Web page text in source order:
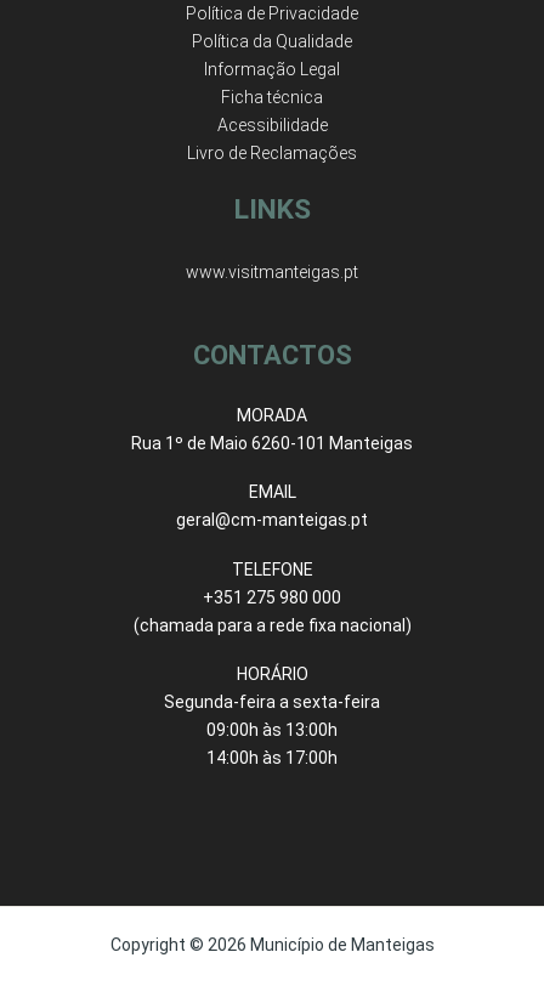
Política de Privacidade
Política da Qualidade
Informação Legal
Ficha técnica
Acessibilidade
Livro de Reclamações
LINKS
www.visitmanteigas.pt
CONTACTOS
MORADA
Rua 1º de Maio 6260-101 Manteigas
EMAIL
geral@cm-manteigas.pt
TELEFONE
+351 275 980 000
(chamada para a rede fixa nacional)
HORÁRIO
Segunda-feira a sexta-feira
09:00h às 13:00h
14:00h às 17:00h
Copyright © 2026 Município de Manteigas